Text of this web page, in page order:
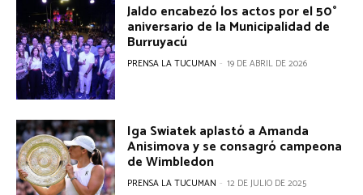
Jaldo encabezó los actos por el 50°
aniversario de la Municipalidad de
Burruyacú
PRENSA LA TUCUMAN - 19 DE ABRIL DE 2026
Iga Swiatek aplastó a Amanda
Anisimova y se consagró campeona
de Wimbledon
PRENSA LA TUCUMAN - 12 DE JULIO DE 2025